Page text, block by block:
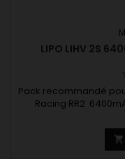
LIPO LIHV 2S
Pack recommandé
Racing RR2
